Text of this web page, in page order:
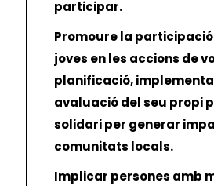
participar.
Promoure la
joves en les accions de
planificació,
avaluació del seu propi
solidari per generar
comunitats locals.
Implicar persones amb